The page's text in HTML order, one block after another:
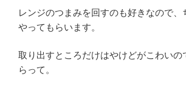
レンジのつまみを回すのも好きなので、
やってもらいます。
取り出すところだけはやけどがこわいの
らって。